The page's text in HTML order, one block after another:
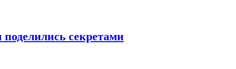
секретами